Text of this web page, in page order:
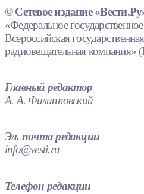
© Сетевое издание
«Федеральное
Всероссийская
радиовещательная
Главный редактор
А. А. Филипповский
Эл. почта редакции
info@vesti.ru
Телефон редакции